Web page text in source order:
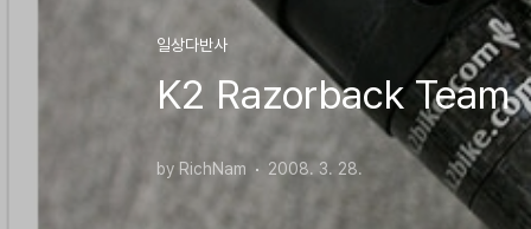
일상다반사
K2 Razorback Team
by RichNam 2008. 3. 28.